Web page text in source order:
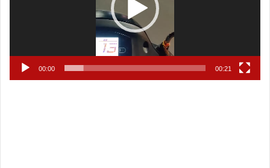
00:00 00:21